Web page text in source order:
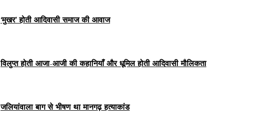
‘मुखर’ होती आदिवासी समाज की आवाज
विलुप्त होती आजा-आजी की कहानियाँ और धूमिल होती आदिवासी मौलिकता
जलियांवाला बाग से भीषण था मानगढ़ हत्याकांड